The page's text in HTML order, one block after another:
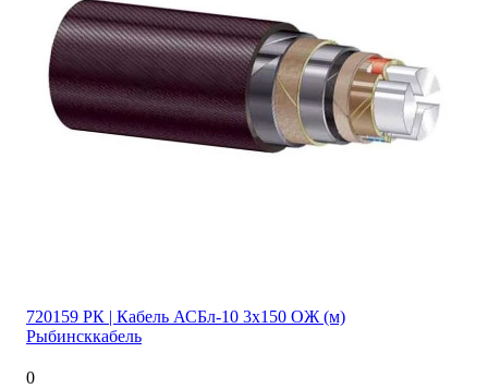
720159 РК | Кабель АСБл-10 3х150 ОЖ (м)
Рыбинсккабель
0